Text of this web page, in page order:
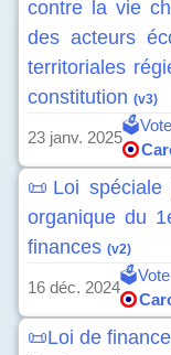
contre la vie
des acteurs
territoriales
constitution (v3)
23 janv. 2025
🗳️Vote
📜Loi
organique du
finances (v2)
16 déc. 2024
🗳️Vote
📜Loi de